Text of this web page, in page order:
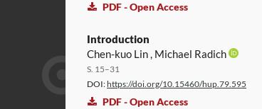
PDF - Open Access
Introduction
Chen-kuo Lin , Michael Radich
S. 15–31
DOI:https://doi.org/10.15460/hup.79.595
PDF - Open Access